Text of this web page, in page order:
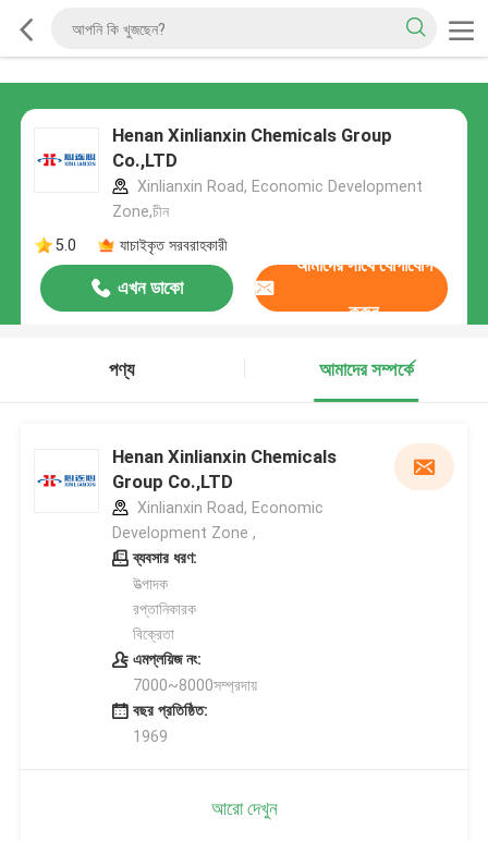
Henan Xinlianxin Chemicals Group
Co.,LTD
Xinlianxin Road, Economic Development
Zone,চীন
5.0
যাচাইকৃত সরবরাহকারী
এখন ডাকো
আমাদের সাথে যোগাযোগ
করুন
পণ্য আমাদের সম্পর্কে
Henan Xinlianxin Chemicals
Group Co.,LTD
Xinlianxin Road, Economic
Development Zone ,
ব্যবসার ধরণ:
উত্পাদক
রপ্তানিকারক
বিক্রেতা
এমপ্লয়িজ নং:
7000~8000সম্প্রদায়
বছর প্রতিষ্ঠিত:
1969
আরো দেখুন